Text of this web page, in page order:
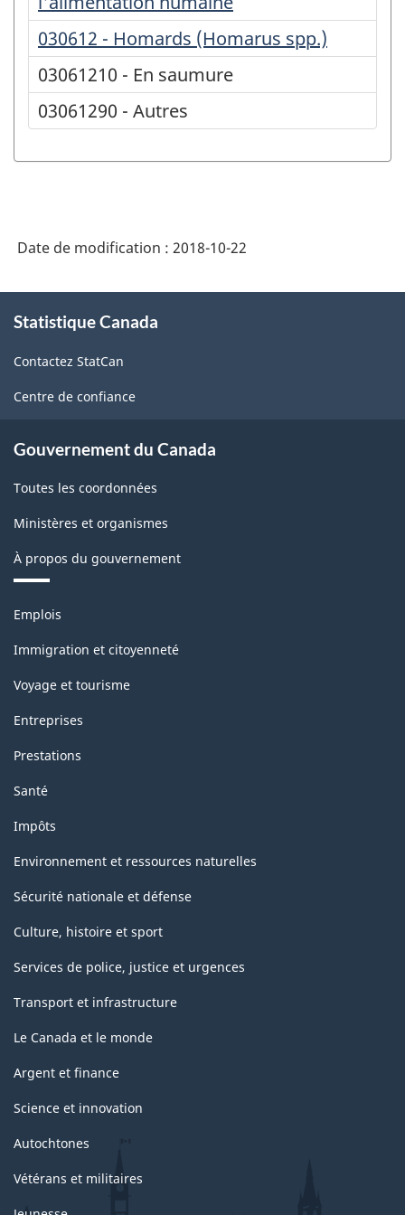
030612 - Homards (Homarus spp.)
03061210 - En saumure
03061290 - Autres
Date de modification : 2018-10-22
propos
ce
site
Statistique Canada
Contactez StatCan
Centre de confiance
Gouvernement du Canada
Toutes les coordonnées
Ministères et organismes
À propos du gouvernement
Thèmes
sujets
Emplois
Immigration et citoyenneté
Voyage et tourisme
Entreprises
Prestations
Santé
Impôts
Environnement et ressources naturelles
Sécurité nationale et défense
Culture, histoire et sport
Services de police, justice et urgences
Transport et infrastructure
Le Canada et le monde
Argent et finance
Science et innovation
Autochtones
Vétérans et militaires